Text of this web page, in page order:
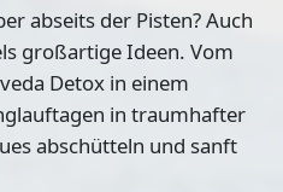
abseits der Pisten? Auch
großartige Ideen. Vom
Detox in einem
in traumhafter
abschütteln und sanft